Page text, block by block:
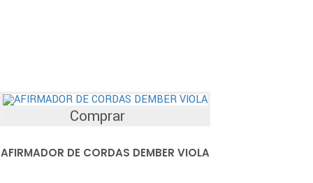
Comprar
AFIRMADOR DE CORDAS DEMBER VIOLA